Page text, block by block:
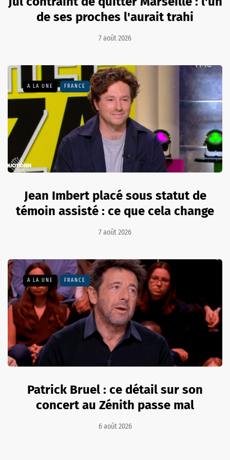
de ses proches l'aurait trahi
7 août 2026
A LA UNE FRANCE
Jean Imbert placé sous statut de
témoin assisté : ce que cela change
7 août 2026
A LA UNE FRANCE
Patrick Bruel : ce détail sur son
concert au Zénith passe mal
6 août 2026